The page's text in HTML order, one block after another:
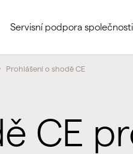
Servisní podpora společnosti
Prohlášení o shodě CE
CE